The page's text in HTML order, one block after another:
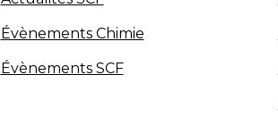
Évènements Chimie
Évènements SCF